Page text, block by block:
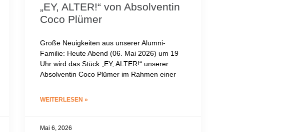
„EY, ALTER!“ von Absolventin
Coco Plümer
Große Neuigkeiten aus unserer Alumni-
Familie: Heute Abend (06. Mai 2026) um 19
Uhr wird das Stück „EY, ALTER!“ unserer
Absolventin Coco Plümer im Rahmen einer
WEITERLESEN »
Mai 6, 2026